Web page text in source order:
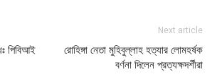
পিবিআই
Next article
রোহিঙ্গা নেতা মুহিবুল্লাহ হত্যার লোমহর্ষক
বর্ণনা দিলেন প্রত্যক্ষদর্শীরা